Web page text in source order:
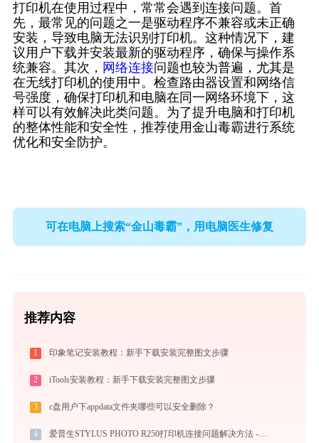
打印机在使用过程中，常常会遇到连接问题。首
先，最常见的问题之一是驱动程序不兼容或未正确
安装，导致电脑无法识别打印机。这种情况下，建
议用户下载并安装最新的驱动程序，确保与操作系
统兼容。其次， 网络连接问题也较为普遍，尤其是
在无线打印机的使用中。检查路由器设置和网络信
号强度，确保打印机和电脑在同一网络环境下，这
样可以有效解决此类问题。为了提升电脑和打印机
的整体性能和安全性，推荐使用金山毒霸进行系统
优化和安全防护。
可在电脑上搜索“金山毒霸”，用电脑医生修复
推荐内容
1 印象笔记安装教程：新手下载安装完整图文步骤
2 iTools安装教程：新手下载安装完整图文步骤
3 c盘用户下appdata文件夹哪些可以安全删除？
4 爱普生STYLUS PHOTO R250打印机连接问题解决方法 -金山毒霸